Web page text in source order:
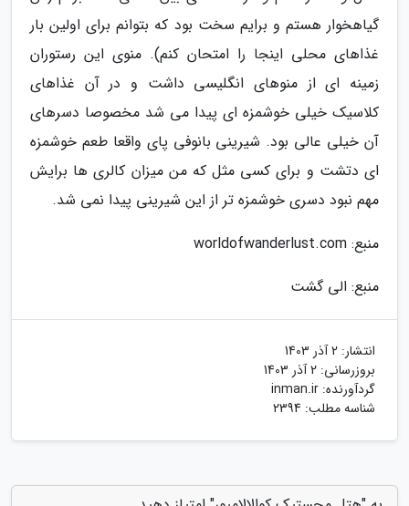
گیاهخوار هستم و برایم سخت بود که بتوانم برای اولین بار
غذاهای محلی اینجا را امتحان کنم). منوی این رستوران
زمینه ای از منوهای انگلیسی داشت و در آن غذاهای
کلاسیک خیلی خوشمزه ای پیدا می شد مخصوصا دسرهای
آن خیلی عالی بود. شیرینی بانوفی پای واقعا طعم خوشمزه
ای دتشت و برای کسی مثل که من میزان کالری ها برایش
مهم نبود دسری خوشمزه تر از این شیرینی پیدا نمی شد.
منبع: worldofwanderlust.com
منبع: الی گشت
انتشار: 2 آذر 1403
بروزرسانی: 2 آذر 1403
گردآورنده: inman.ir
شناسه مطلب: 2394